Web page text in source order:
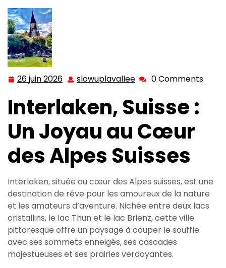
26 juin 2026 26
2026
slowuplavallee slowuplavallee
0 Comments
Interlaken, Suisse :
Un Joyau au Cœur
des Alpes Suisses
Interlaken, située au cœur des Alpes suisses, est une
destination de rêve pour les amoureux de la nature
et les amateurs d’aventure. Nichée entre deux lacs
cristallins, le lac Thun et le lac Brienz, cette ville
pittoresque offre un paysage à couper le souffle
avec ses sommets enneigés, ses cascades
majestueuses et ses prairies verdoyantes.